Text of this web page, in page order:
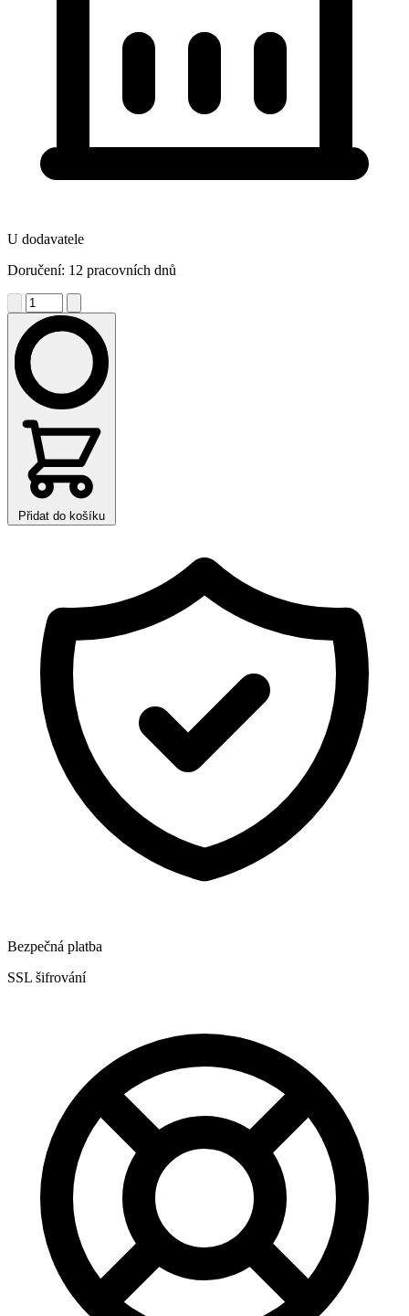
U dodavatele
Doručení: 12 pracovních dnů
Přidat do košíku
Bezpečná platba
SSL šifrování